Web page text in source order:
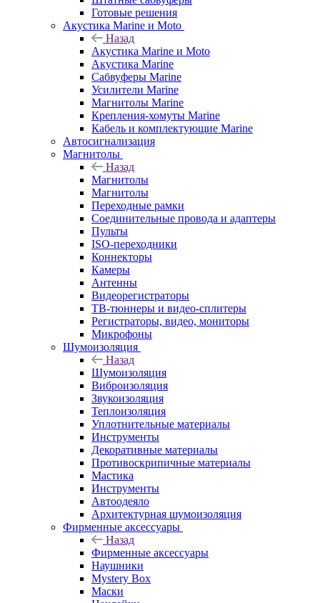
Готовые решения
Акустика Marine и Moto
Назад
Акустика Marine и Moto
Акустика Marine
Сабвуферы Marine
Усилители Marine
Магнитолы Marine
Крепления-хомуты Marine
Кабель и комплектующие Marine
Автосигнализация
Магнитолы
Назад
Магнитолы
Магнитолы
Переходные рамки
Соединительные провода и адаптеры
Пульты
ISO-переходники
Коннекторы
Камеры
Антенны
Видеорегистраторы
ТВ-тюннеры и видео-сплитеры
Регистраторы, видео, мониторы
Микрофоны
Шумоизоляция
Назад
Шумоизоляция
Виброизоляция
Звукоизоляция
Теплоизоляция
Уплотнительные материалы
Инструменты
Декоративные материалы
Противоскрипичные материалы
Мастика
Инструменты
Автоодеяло
Архитектурная шумоизоляция
Фирменные аксессуары
Назад
Фирменные аксессуары
Наушники
Mystery Box
Маски